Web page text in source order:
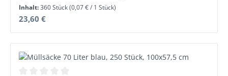
HerstellerInformationspflichten zur
Produktsicherheitsverordnung (Bitte lesen Sie die
Warnhinweise und Sicherheitsinformationen auf dem
Datenblatt!)Abena Re-Seller GmbH, Liebigstraße 17,
0461 978 876-
29 info@abenareseller.de www.abenareseller.de
Inhalt:360 Stück(0,07 € / 1 Stück)
Regulärer Preis:
23,60 €